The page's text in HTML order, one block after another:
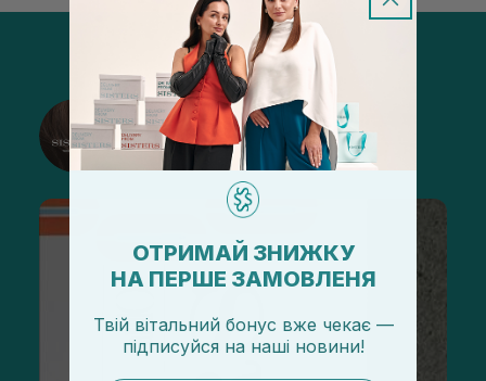
@sisters_stelmakh в Instagram
Підписатися
ОТРИМАЙ ЗНИЖКУ
НА ПЕРШЕ ЗАМОВЛЕНЯ
Твій вітальний бонус вже чекає —
підписуйся на наші новини!